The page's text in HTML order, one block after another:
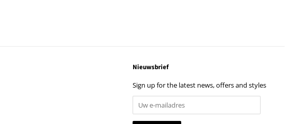
Nieuwsbrief
Sign up for the latest news, offers and styles